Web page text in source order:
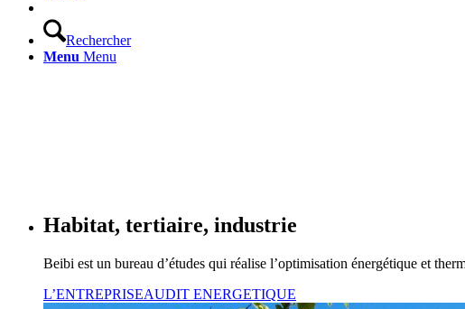
Rechercher
Menu Menu
Habitat, tertiaire, industrie
Beibi est un bureau d’études qui réalise l’optimisation énergétique et
L’ENTREPRISEAUDIT ENERGETIQUE